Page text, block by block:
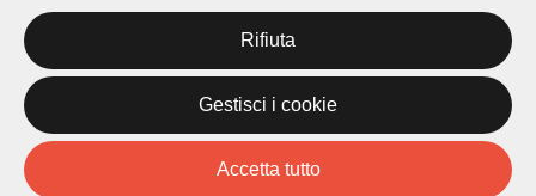
Piazza Carlo Cattaneo 1
6976 Castagnola
Archivio Lugano © 2026
Per informazioni:
Rifiuta
Gestisci i cookie
Accetta tutto